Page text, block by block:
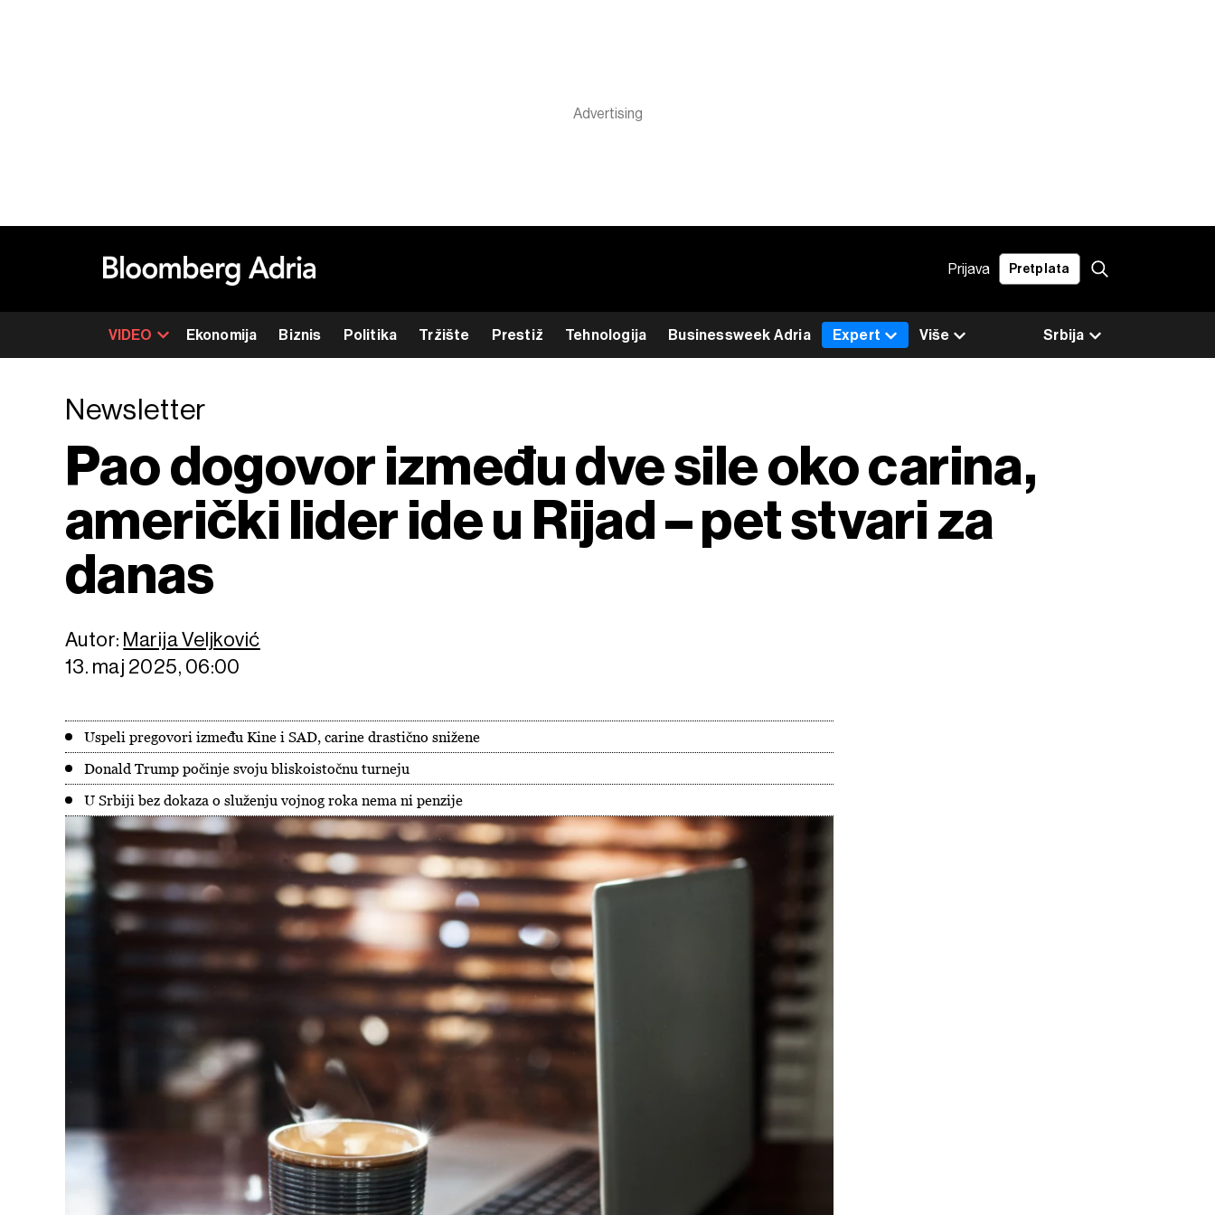
Prijava Pretplata
VIDEO Ekonomija Biznis Politika Tržište Prestiž Tehnologija Businessweek Adria Srbija
Expert Više
Newsletter
Pao dogovor između dve sile oko carina,
američki lider ide u Rijad – pet stvari za
danas
Autor: Marija Veljković
13. maj 2025, 06:00
Uspeli pregovori između Kine i SAD, carine drastično snižene
Donald Trump počinje svoju bliskoistočnu turneju
U Srbiji bez dokaza o služenju vojnog roka nema ni penzije